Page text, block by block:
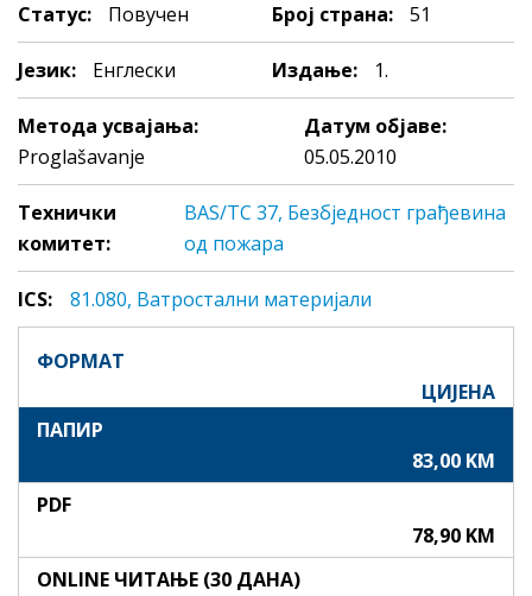
Статус: Повучен Број страна: 51
Језик: Енглески Издање: 1.
Метода усвајања:
Proglašavanje
Датум објаве:
05.05.2010
Технички
комитет:
BAS/TC 37, Безбједност грађевина
од пожара
ICS: 81.080, Вaтрoстaлни мaтeриjaли
ФОРМАТ
ЦИЈЕНА
ПАПИР
83,00 KM
PDF
78,90 KM
ONLINE ЧИТАЊЕ (30 ДАНА)